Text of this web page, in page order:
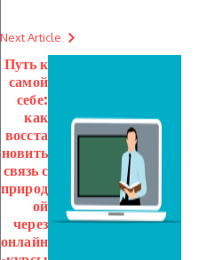
Next Article
Путь к
самой
себе:
как
восста
новить
связь с
природ
ой
через
онлайн